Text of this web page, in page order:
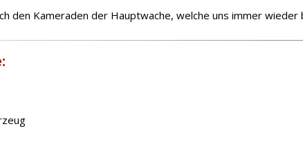
den Kameraden der Hauptwache, welche uns immer